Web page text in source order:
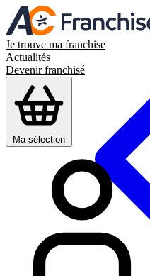
Je trouve ma franchise
Actualités
Devenir franchisé
Ma sélection